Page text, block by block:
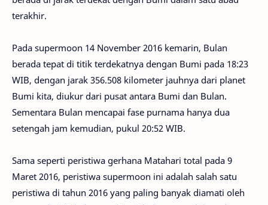
terakhir.
Pada supermoon 14 November 2016 kemarin, Bulan
berada tepat di titik terdekatnya dengan Bumi pada 18:23
WIB, dengan jarak 356.508 kilometer jauhnya dari planet
Bumi kita, diukur dari pusat antara Bumi dan Bulan.
Sementara Bulan mencapai fase purnama hanya dua
setengah jam kemudian, pukul 20:52 WIB.
Sama seperti peristiwa gerhana Matahari total pada 9
Maret 2016, peristiwa supermoon ini adalah salah satu
peristiwa di tahun 2016 yang paling banyak diamati oleh